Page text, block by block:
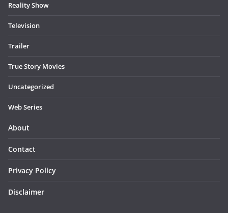
Reality Show
Television
Trailer
True Story Movies
Uncategorized
Web Series
About
Contact
Privacy Policy
Disclaimer